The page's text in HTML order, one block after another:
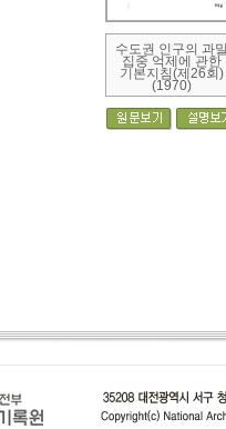
수도권 인구의 과밀
집중 억제에 관한
기본지침(제26회)
(1970)